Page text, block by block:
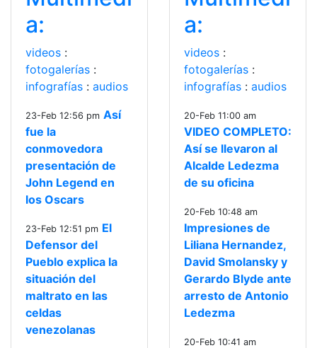
a:
videos :
fotogalerías :
infografías : audios
23-Feb 12:56 pm Así
fue la
conmovedora
presentación de
John Legend en
los Oscars
23-Feb 12:51 pm El
Defensor del
Pueblo explica la
situación del
maltrato en las
celdas
venezolanas
a:
videos :
fotogalerías :
infografías : audios
20-Feb 11:00 am
VIDEO COMPLETO:
Así se llevaron al
Alcalde Ledezma
de su oficina
20-Feb 10:48 am
Impresiones de
Liliana Hernandez,
David Smolansky y
Gerardo Blyde ante
arresto de Antonio
Ledezma
20-Feb 10:41 am